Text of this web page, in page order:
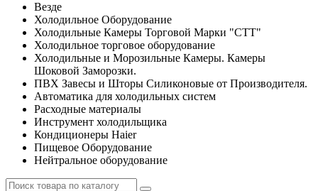
Везде
Холодильное Оборудование
Холодильные Камеры Торговой Марки "СТТ"
Холодильное торговое оборудование
Холодильные и Морозильные Камеры. Камеры
Шоковой Заморозки.
ПВХ Завесы и Шторы Силиконовые от Производителя.
Автоматика для холодильных систем
Расходные материалы
Инструмент холодильщика
Кондиционеры Haier
Пищевое Оборудование
Нейтральное оборудование